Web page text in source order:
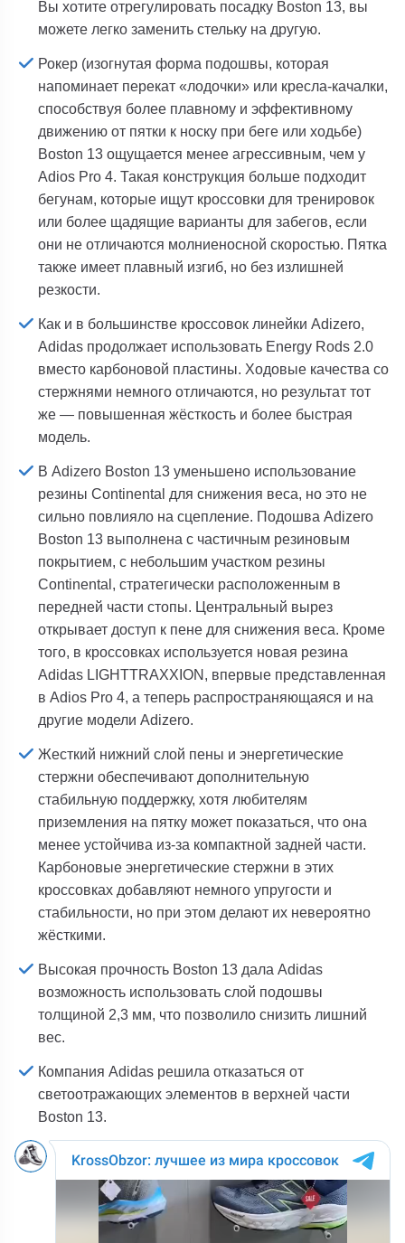
Вы хотите отрегулировать посадку Boston 13, вы
можете легко заменить стельку на другую.
Рокер (изогнутая форма подошвы, которая
напоминает перекат «лодочки» или кресла-качалки,
способствуя более плавному и эффективному
движению от пятки к носку при беге или ходьбе)
Boston 13 ощущается менее агрессивным, чем у
Adios Pro 4. Такая конструкция больше подходит
бегунам, которые ищут кроссовки для тренировок
или более щадящие варианты для забегов, если
они не отличаются молниеносной скоростью. Пятка
также имеет плавный изгиб, но без излишней
резкости.
Как и в большинстве кроссовок линейки Adizero,
Adidas продолжает использовать Energy Rods 2.0
вместо карбоновой пластины. Ходовые качества со
стержнями немного отличаются, но результат тот
же — повышенная жёсткость и более быстрая
модель.
В Adizero Boston 13 уменьшено использование
резины Continental для снижения веса, но это не
сильно повлияло на сцепление. Подошва Adizero
Boston 13 выполнена с частичным резиновым
покрытием, с небольшим участком резины
Continental, стратегически расположенным в
передней части стопы. Центральный вырез
открывает доступ к пене для снижения веса. Кроме
того, в кроссовках используется новая резина
Adidas LIGHTTRAXXION, впервые представленная
в Adios Pro 4, а теперь распространяющаяся и на
другие модели Adizero.
Жесткий нижний слой пены и энергетические
стержни обеспечивают дополнительную
стабильную поддержку, хотя любителям
приземления на пятку может показаться, что она
менее устойчива из-за компактной задней части.
Карбоновые энергетические стержни в этих
кроссовках добавляют немного упругости и
стабильности, но при этом делают их невероятно
жёсткими.
Высокая прочность Boston 13 дала Adidas
возможность использовать слой подошвы
толщиной 2,3 мм, что позволило снизить лишний
вес.
Компания Adidas решила отказаться от
светоотражающих элементов в верхней части
Boston 13.